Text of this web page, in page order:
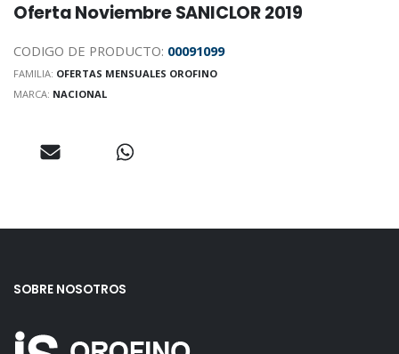
Oferta Noviembre SANICLOR 2019
CODIGO DE PRODUCTO: 00091099
FAMILIA: OFERTAS MENSUALES OROFINO
MARCA: NACIONAL
SOBRE NOSOTROS